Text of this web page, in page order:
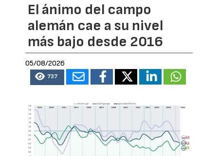
El ánimo del campo
alemán cae a su nivel
más bajo desde 2016
05/08/2026
737